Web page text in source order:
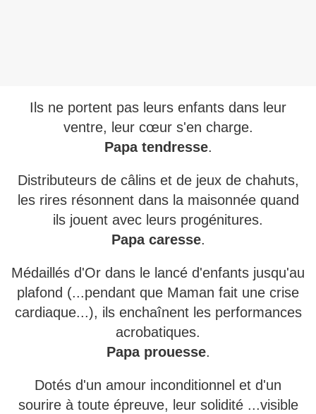
Ils ne portent pas leurs enfants dans leur
ventre, leur cœur s'en charge.
Papa tendresse.
Distributeurs de câlins et de jeux de chahuts,
les rires résonnent dans la maisonnée quand
ils jouent avec leurs progénitures.
Papa caresse.
Médaillés d'Or dans le lancé d'enfants jusqu'au
plafond (...pendant que Maman fait une crise
cardiaque...), ils enchaînent les performances
acrobatiques.
Papa prouesse.
Dotés d'un amour inconditionnel et d'un
sourire à toute épreuve, leur solidité ...visible